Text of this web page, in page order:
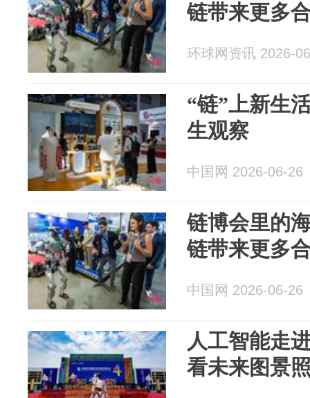
链带来更多
环球网资讯 2026-
“链”上新生
生观察
中国网 2026-06-26
链博会里的
链带来更多
中国网 2026-06-26
人工智能走
看未来图景